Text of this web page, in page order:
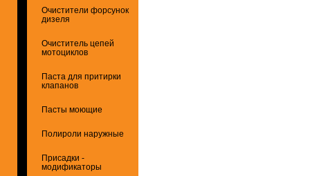
Очистители форсунок
дизеля
Очиститель цепей
мотоциклов
Паста для притирки
клапанов
Пасты моющие
Полироли наружные
Присадки -
модификаторы